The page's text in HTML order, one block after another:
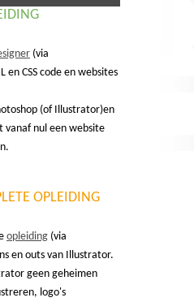
(via
en CSS code en websites
(of Illustrator)en
vanaf nul een website
OPLEIDING
opleiding (via
en outs van Illustrator.
geen geheimen
logo's